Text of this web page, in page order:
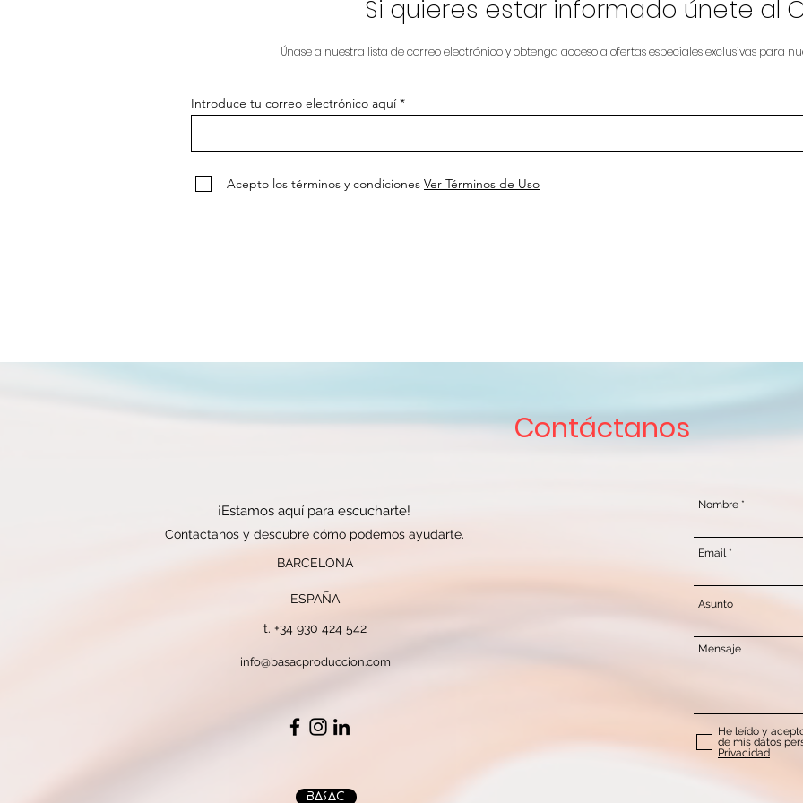
material también diseña
​Si quieres estar informado únete al
Únase a nuestra lista de correo electrónico y obtenga acceso a ofertas especiales exclusivas para
Introduce tu correo electrónico aquí
Acepto los términos y condiciones Ver Términos de Uso
¡Estamos aquí para escucharte!
Contactanos y descubre cómo podemos ayudarte.
BARCELONA
ESPAÑA
t. +34 930 424 542
info@basacproduccion.com
BASAC
Nombre
Email
Asunto
Mensaje
He leído y
de mis datos
Privacidad
Contáctanos